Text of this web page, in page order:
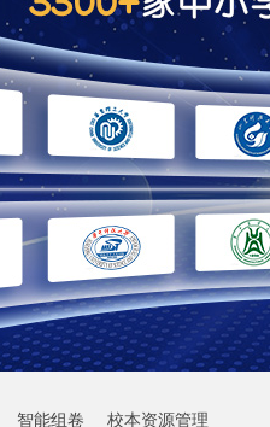
智能组卷 校本资源管理